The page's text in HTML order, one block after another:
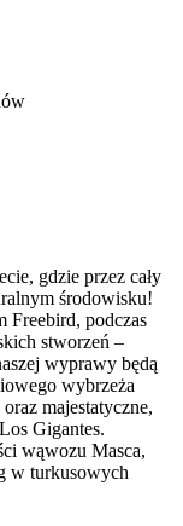
gdzie przez cały
środowisku!
Freebird, podczas
stworzeń –
wyprawy będą
wybrzeża
majestatyczne,
Gigantes.
wąwozu Masca,
w turkusowych